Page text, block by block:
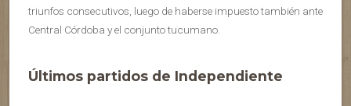
triunfos consecutivos, luego de haberse impuesto también ante
Central Córdoba y el conjunto tucumano.
Últimos partidos de Independiente